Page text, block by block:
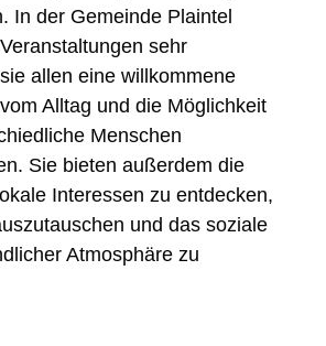
In der Gemeinde Plaintel
sehr
allen eine willkommene
Alltag und die Möglichkeit
Menschen
Sie bieten außerdem die
Interessen zu entdecken,
und das soziale
Atmosphäre zu